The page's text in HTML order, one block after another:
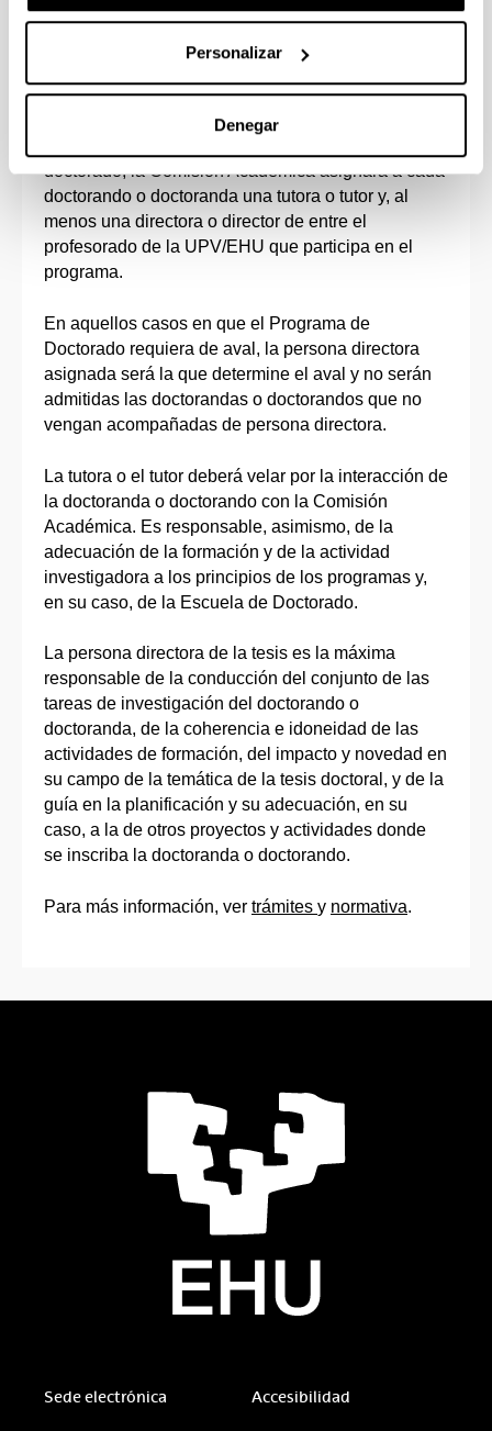
Personalizar
Denegar
Procedimiento de asignación de profesorado
para la tutorización y dirección de la tesis doctoral
doctorado, la Comisión Académica asignará a cada
doctorando o doctoranda una tutora o tutor y, al
menos una directora o director de entre el
profesorado de la UPV/EHU que participa en el
programa.
En aquellos casos en que el Programa de
Doctorado requiera de aval, la persona directora
asignada será la que determine el aval y no serán
admitidas las doctorandas o doctorandos que no
vengan acompañadas de persona directora.
La tutora o el tutor deberá velar por la interacción de
la doctoranda o doctorando con la Comisión
Académica. Es responsable, asimismo, de la
adecuación de la formación y de la actividad
investigadora a los principios de los programas y,
en su caso, de la Escuela de Doctorado.
La persona directora de la tesis es la máxima
responsable de la conducción del conjunto de las
tareas de investigación del doctorando o
doctoranda, de la coherencia e idoneidad de las
actividades de formación, del impacto y novedad en
su campo de la temática de la tesis doctoral, y de la
guía en la planificación y su adecuación, en su
caso, a la de otros proyectos y actividades donde
se inscriba la doctoranda o doctorando.
Para más información, ver trámites y normativa.
Sede electrónica Accesibilidad